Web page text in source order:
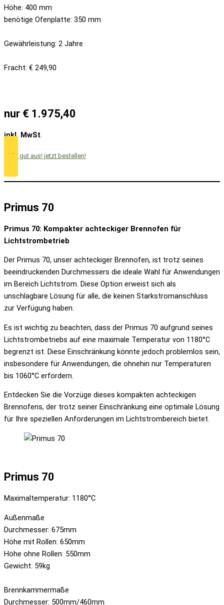
Höhe: 400 mm
benötige Ofenplatte: 350 mm
Gewährleistung: 2 Jahre
Fracht: € 249,90
nur € 1.975,40
inkl. MwSt.
sieht gut aus! jetzt bestellen!
Primus 70
Primus 70: Kompakter achteckiger Brennofen für
Lichtstrombetrieb
Der Primus 70, unser achteckiger Brennofen, ist trotz seines
beeindruckenden Durchmessers die ideale Wahl für Anwendungen
im Bereich Lichtstrom. Diese Option erweist sich als
unschlagbare Lösung für alle, die keinen Starkstromanschluss
zur Verfügung haben.
Es ist wichtig zu beachten, dass der Primus 70 aufgrund seines
Lichtstrombetriebs auf eine maximale Temperatur von 1180°C
begrenzt ist. Diese Einschränkung könnte jedoch problemlos sein,
insbesondere für Anwendungen, die ohnehin nur Temperaturen
bis 1060°C erfordern.
Entdecken Sie die Vorzüge dieses kompakten achteckigen
Brennofens, der trotz seiner Einschränkung eine optimale Lösung
für Ihre speziellen Anforderungen im Lichtstrombereich bietet.
Primus 70
Maximaltemperatur: 1180°C
Außenmaße
Durchmesser: 675mm
Höhe mit Rollen: 650mm
Höhe ohne Rollen: 550mm
Gewicht: 59kg
Brennkammermaße
Durchmesser: 500mm/460mm